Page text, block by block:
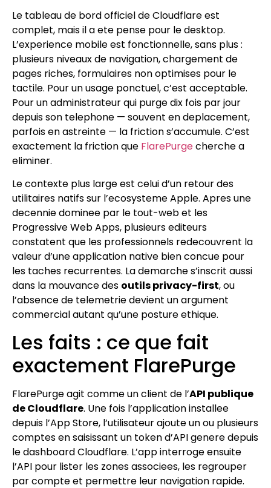
Le tableau de bord officiel de Cloudflare est
complet, mais il a ete pense pour le desktop.
L’experience mobile est fonctionnelle, sans plus :
plusieurs niveaux de navigation, chargement de
pages riches, formulaires non optimises pour le
tactile. Pour un usage ponctuel, c’est acceptable.
Pour un administrateur qui purge dix fois par jour
depuis son telephone — souvent en deplacement,
parfois en astreinte — la friction s’accumule. C’est
exactement la friction que FlarePurgecherche a
eliminer.
Le contexte plus large est celui d’un retour des
utilitaires natifs sur l’ecosysteme Apple. Apres une
decennie dominee par le tout-web et les
Progressive Web Apps, plusieurs editeurs
constatent que les professionnels redecouvrent la
valeur d’une application native bien concue pour
les taches recurrentes. La demarche s’inscrit aussi
dans la mouvance des outils privacy-first, ou
l’absence de telemetrie devient un argument
commercial autant qu’une posture ethique.
Les faits : ce que fait
exactement FlarePurge
FlarePurge agit comme un client de l’API publique
de Cloudflare. Une fois l’application installee
depuis l’App Store, l’utilisateur ajoute un ou plusieurs
comptes en saisissant un token d’API genere depuis
le dashboard Cloudflare. L’app interroge ensuite
l’API pour lister les zones associees, les regrouper
par compte et permettre leur navigation rapide.